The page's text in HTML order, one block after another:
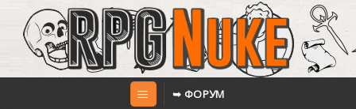
content
➥ ФОРУМ